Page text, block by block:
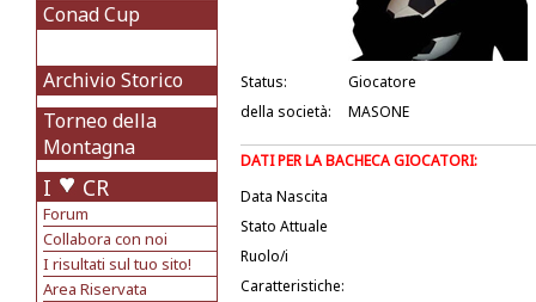
Conad Cup
Archivio Storico
Torneo della
Montagna
I CR
Forum
Collabora con noi
I risultati sul tuo sito!
Area Riservata
Status:
Giocatore
della società:
MASONE
DATI PER LA BACHECA GIOCATORI:
Data Nascita
Stato Attuale
Ruolo/i
Caratteristiche: